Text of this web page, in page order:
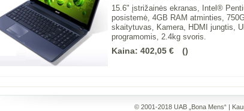
15.6" įstrižainės ekranas, Intel®
posistemė, 4GB RAM atminties,
skaitytuvas, Kamera, HDMI jungtis,
programomis, 2.4kg svoris.
Kaina: 402,05 €
© 2001-2018 UAB „Bona Mens“ |